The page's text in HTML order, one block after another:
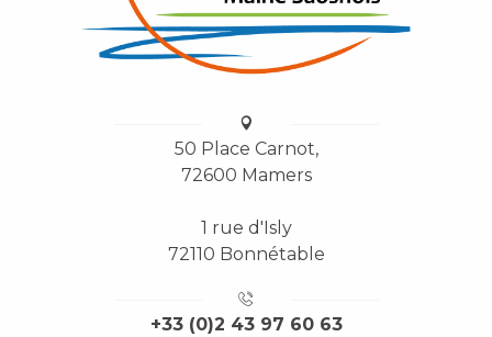
50 Place Carnot,
72600 Mamers
1 rue d'Isly
72110 Bonnétable
+33 (0)2 43 97 60 63